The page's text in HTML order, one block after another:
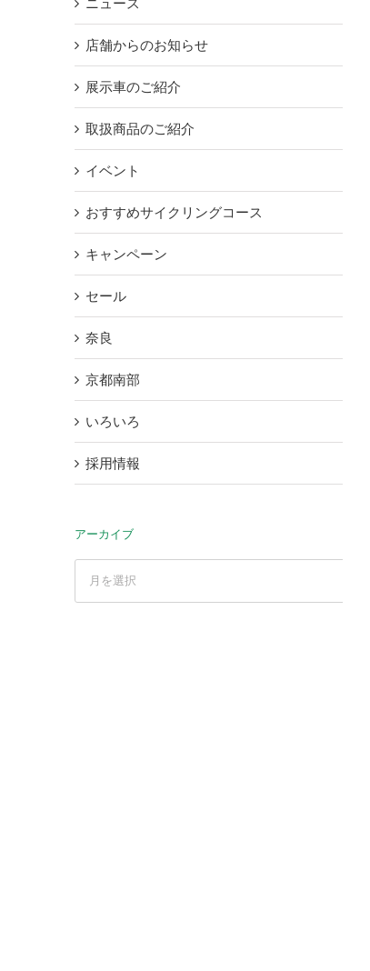
店舗からのお知らせ
展示車のご紹介
取扱商品のご紹介
イベント
おすすめサイクリングコース
キャンペーン
セール
奈良
京都南部
いろいろ
採用情報
アーカイブ